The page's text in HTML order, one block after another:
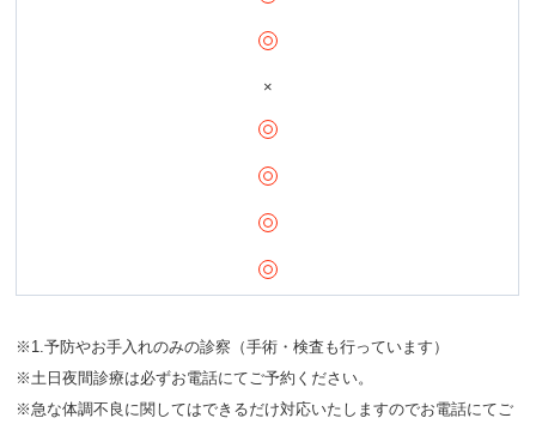
×
※1.予防やお手入れのみの診察（手術・検査も行っています）
※土日夜間診療は必ずお電話にてご予約ください。
※急な体調不良に関してはできるだけ対応いたしますのでお電話にてご